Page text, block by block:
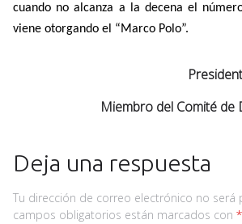
cuando no alcanza a la decena el
viene otorgando el “Marco Polo”.
Miembro del Comité de
Deja una respuesta
Tu dirección de correo electrónico no será
campos obligatorios están marcados con *